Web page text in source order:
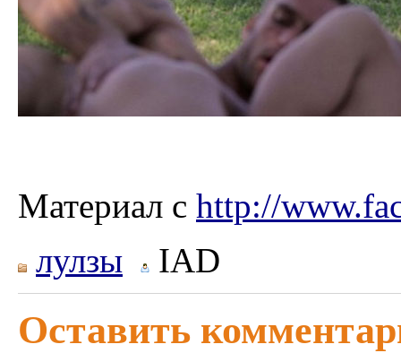
Материал с http://
лулзы
IAD
Оставить